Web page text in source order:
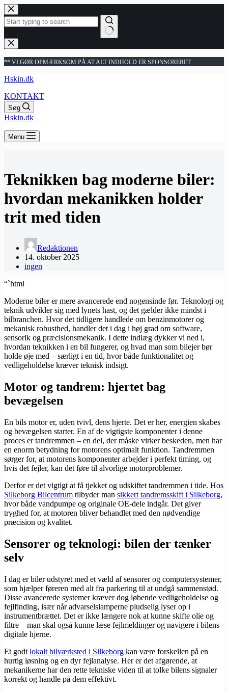
Fortsæt
til
indhold
Ingen
resultater
** VI GØR OPMÆRKSOM PÅ AT ALT INDHOLD ER SPONSORERET
Hskin.dk
KONTAKT
Søg
Hskin.dk
Menu
Teknikken bag moderne biler:
hvordan mekanikken holder
trit med tiden
Redaktionen
14. oktober 2025
ingen
“`html
Moderne biler er mere avancerede end nogensinde før. Teknologi og
teknik udvikler sig med lynets hast, og det gælder ikke mindst i
bilbranchen. Hvor det tidligere handlede om benzinmotorer og
mekanisk robusthed, handler det i dag i høj grad om software,
sensorik og præcisionsmekanik. I dette indlæg dykker vi ned i,
hvordan teknikken i en bil fungerer, og hvad man som bilejer bør
holde øje med – særligt i en tid, hvor både funktionalitet og
vedligeholdelse kræver teknisk indsigt.
Motor og tandrem: hjertet bag
bevægelsen
En bils motor er, uden tvivl, dens hjerte. Det er her, energien skabes
og bevægelsen starter. En af de vigtigste komponenter i denne
proces er tandremmen – en del, der måske virker beskeden, men har
en enorm betydning for motorens optimalt funktion. Tandremmen
sørger for, at motorens komponenter arbejder i perfekt timing, og
hvis det fejler, kan det føre til alvorlige motorproblemer.
Derfor er det vigtigt at få tjekket og udskiftet tandremmen i tide. Hos
Silkeborg Bilcentrum tilbyder man sikkert tandremsskift i Silkeborg,
hvor både vandpumpe og originale OE-dele indgår. Det giver
tryghed for, at motoren bliver behandlet med den nødvendige
præcision og kvalitet.
Sensorer og teknologi: bilen der tænker
selv
I dag er biler udstyret med et væld af sensorer og computersystemer,
som hjælper føreren med alt fra parkering til at undgå sammenstød.
Disse avancerede systemer kræver dog løbende vedligeholdelse og
fejlfinding, især når advarselslamperne pludselig lyser op i
instrumentbrættet. Det er ikke længere nok at kunne skifte olie og
filtre – man skal også kunne læse fejlmeldinger og navigere i bilens
digitale hjerne.
Et godt lokalt bilværksted i Silkeborg kan være forskellen på en
hurtig løsning og en dyr fejlanalyse. Her er det afgørende, at
mekanikerne har den rette tekniske viden til at tolke bilens signaler
korrekt og handle på dem effektivt.